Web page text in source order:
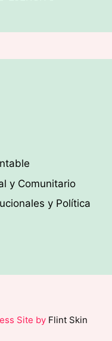
y Comunitario
y Política
Site by Flint Skin